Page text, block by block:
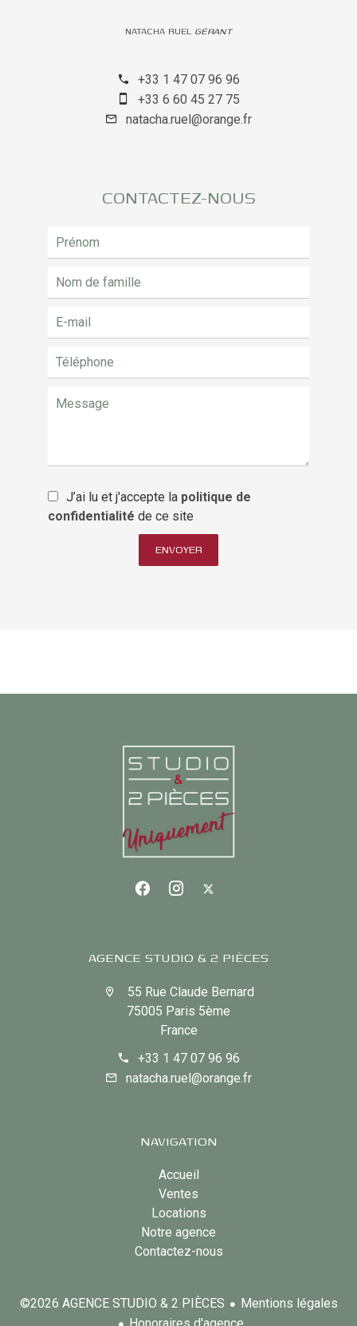
NATACHA RUEL GÉRANT
+33 1 47 07 96 96
+33 6 60 45 27 75
natacha.ruel@orange.fr
CONTACTEZ-NOUS
J’ai lu et j'accepte la politique de
confidentialité de ce site
ENVOYER
AGENCE STUDIO & 2 PIÈCES
55 Rue Claude Bernard
75005 Paris 5ème
France
+33 1 47 07 96 96
natacha.ruel@orange.fr
NAVIGATION
Accueil
Ventes
Locations
Notre agence
Contactez-nous
©2026 AGENCE STUDIO & 2 PIÈCES
Mentions légales